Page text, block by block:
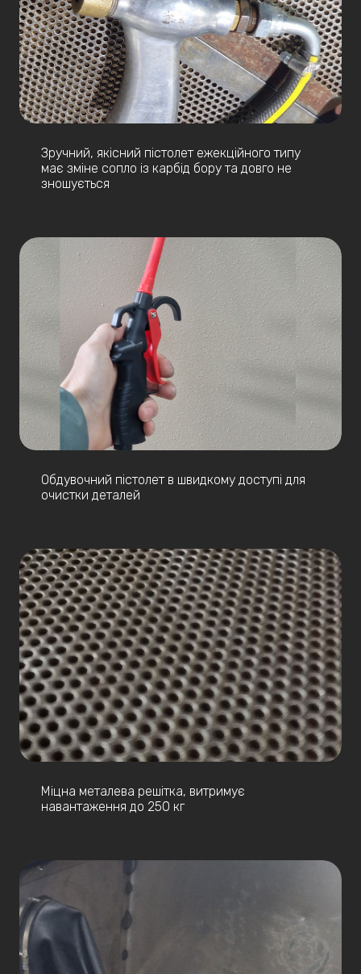
Зручний, якісний пістолет ежекційного типу
має зміне сопло із карбід бору та довго не
зношується
Обдувочний пістолет в швидкому доступі для
очистки деталей
Міцна металева решітка, витримує
навантаження до 250 кг